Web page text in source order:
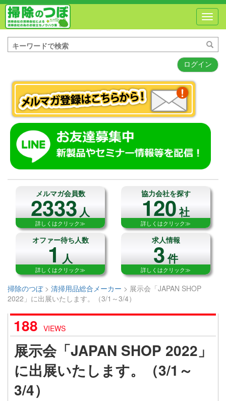
ログイン
メルマガ会員数
2333人
詳しくはクリック≫
協力会社を探す
120社
詳しくはクリック≫
オファー待ち人数
1人
詳しくはクリック≫
求人情報
3件
詳しくはクリック≫
掃除のつぼ> 清掃用品総合メーカー > 展示会「JAPAN SHOP
2022」に出展いたします。（3/1～3/4）
188 VIEWS
展示会「JAPAN SHOP 2022」
に出展いたします。（3/1～
3/4）